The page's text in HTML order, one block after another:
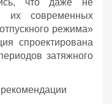
что даже не
их современных
режима»
спроектирована
затяжного